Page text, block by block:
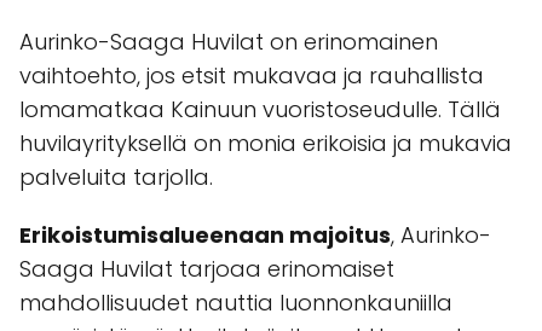
Aurinko-Saaga Huvilat on erinomainen
vaihtoehto, jos etsit mukavaa ja rauhallista
lomamatkaa Kainuun vuoristoseudulle. Tällä
huvilayrityksellä on monia erikoisia ja mukavia
palveluita tarjolla.
Erikoistumisalueenaan majoitus, Aurinko-
Saaga Huvilat tarjoaa erinomaiset
mahdollisuudet nauttia luonnonkauniilla